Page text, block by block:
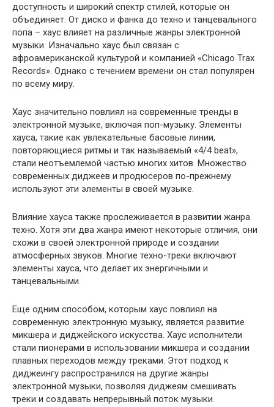
доступность и широкий спектр стилей, которые он
объединяет. От диско и фанка до техно и танцевального
попа – хаус влияет на различные жанры электронной
музыки. Изначально хаус был связан с
афроамериканской культурой и компанией «Chicago Trax
Records». Однако с течением времени он стал популярен
по всему миру.
Хаус значительно повлиял на современные тренды в
электронной музыке, включая поп-музыку. Элементы
хауса, такие как увлекательные басовые линии,
повторяющиеся ритмы и так называемый «4/4 beat»,
стали неотъемлемой частью многих хитов. Множество
современных диджеев и продюсеров по-прежнему
используют эти элементы в своей музыке.
Влияние хауса также прослеживается в развитии жанра
техно. Хотя эти два жанра имеют некоторые отличия, они
схожи в своей электронной природе и создании
атмосферных звуков. Многие техно-треки включают
элементы хауса, что делает их энергичными и
танцевальными.
Еще одним способом, которым хаус повлиял на
современную электронную музыку, является развитие
микшера и диджейского искусства. Хаус исполнители
стали пионерами в использовании микшера и создании
плавных переходов между треками. Этот подход к
диджеингу распространился на другие жанры
электронной музыки, позволяя диджеям смешивать
треки и создавать непрерывный поток музыки.